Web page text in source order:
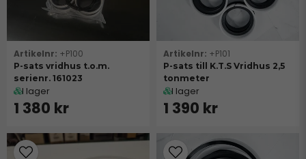
+P100
P-sats vridhus t.o.m.
serienr. 161023
I lager
1 380 kr
+P101
P-sats till K.T.S Vridhus 2,5
tonmeter
I lager
1 390 kr